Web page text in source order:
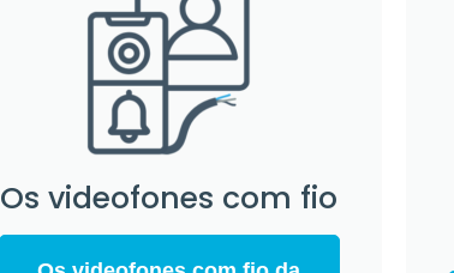
Os videofones com fio